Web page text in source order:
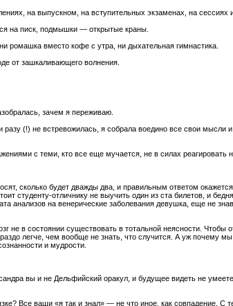
на выпускном, на вступительных экзаменах, на сессиях
на писк, подмышки — открытые краны.
ромашка вместо кофе с утра, ни дыхательная гимнастика.
от зашкаливающего волнения.
зачем я переживаю.
разу (!) не встревожилась, я собрала воедино все свои мысли
с теми, кто все еще мучается, не в силах реагировать
сколько будет дважды два, и правильным ответом
студенту-отличнику не выучить один из ста билетов, и
анализов на венерические заболевания девушка, еще не
не в состоянии существовать в тотальной неясности. Чтобы
легче, чем вообще не знать, что случится. А уж почему
и мудрости.
вы и не Дельфийский оракул, и будущее видеть не
Все ваши «я так и знал» — не что иное, как совпадение.